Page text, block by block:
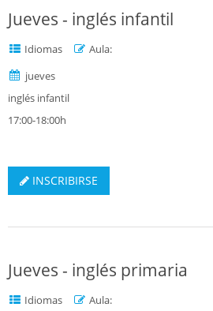
Jueves - inglés infantil
Idiomas
Aula:
jueves
inglés infantil
17:00-18:00h
INSCRIBIRSE
Jueves - inglés primaria
Idiomas
Aula: